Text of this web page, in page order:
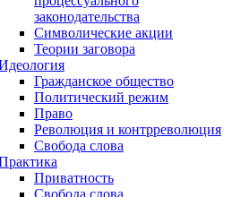
законодательства
Символические акции
Теории заговора
Гражданское общество
Политический режим
Право
Революция и контрреволюция
Свобода слова
Приватность
Свобода слова